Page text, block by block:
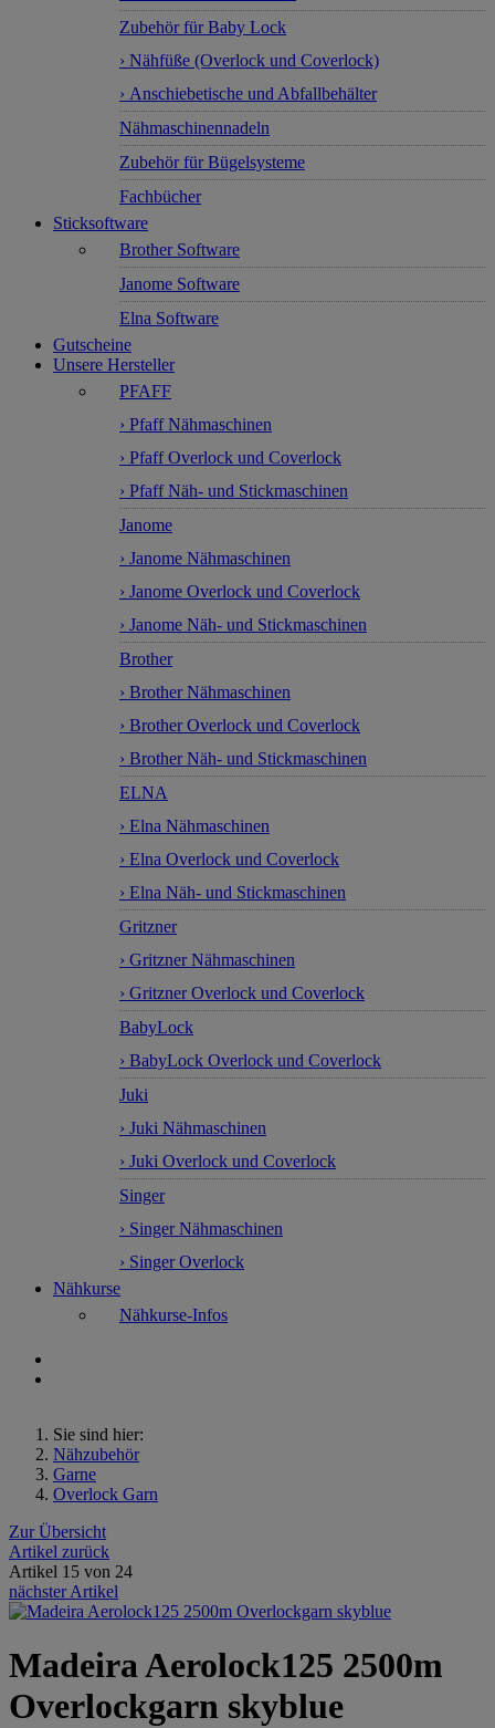
Zubehör für Baby Lock
› Nähfüße (Overlock und Coverlock)
› Anschiebetische und Abfallbehälter
Nähmaschinennadeln
Zubehör für Bügelsysteme
Fachbücher
Sticksoftware
Brother Software
Janome Software
Elna Software
Gutscheine
Unsere Hersteller
PFAFF
› Pfaff Nähmaschinen
› Pfaff Overlock und Coverlock
› Pfaff Näh- und Stickmaschinen
Janome
› Janome Nähmaschinen
› Janome Overlock und Coverlock
› Janome Näh- und Stickmaschinen
Brother
› Brother Nähmaschinen
› Brother Overlock und Coverlock
› Brother Näh- und Stickmaschinen
ELNA
› Elna Nähmaschinen
› Elna Overlock und Coverlock
› Elna Näh- und Stickmaschinen
Gritzner
› Gritzner Nähmaschinen
› Gritzner Overlock und Coverlock
BabyLock
› BabyLock Overlock und Coverlock
Juki
› Juki Nähmaschinen
› Juki Overlock und Coverlock
Singer
› Singer Nähmaschinen
› Singer Overlock
Nähkurse
Nähkurse-Infos
Sie sind hier:
Nähzubehör
Garne
Overlock Garn
Zur Übersicht
Artikel zurück
Artikel 15 von 24
nächster Artikel
Madeira Aerolock125 2500m
Overlockgarn skyblue